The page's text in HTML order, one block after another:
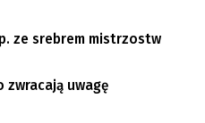
ze srebrem mistrzostw
zwracają uwagę